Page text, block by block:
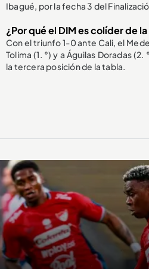
Ibagué, por la fecha 3 del
¿Por qué el DIM es colíder de
Con el triunfo 1-0 ante Cali, el
Tolima (1. °) y a Águilas Doradas
la tercera posición de la tabla.